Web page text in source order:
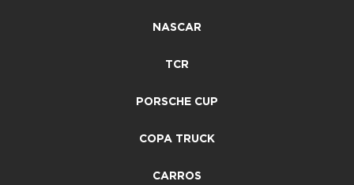
NASCAR
TCR
PORSCHE CUP
COPA TRUCK
CARROS